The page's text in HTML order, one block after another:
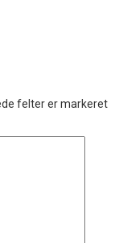
felter er markeret